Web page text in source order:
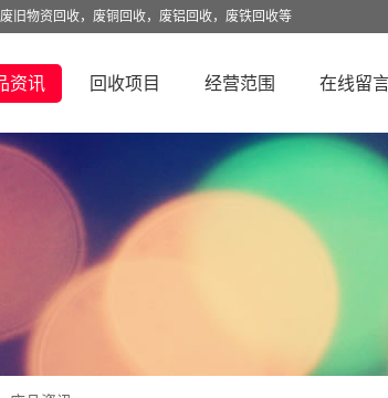
旧物资回收，废铜回收，废铝回收，废铁回收等
资讯 回收项目 经营范围 在线留